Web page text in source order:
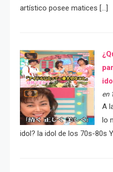
artístico posee matices […]
en
A
lo
idol? la idol de los 70s-80s